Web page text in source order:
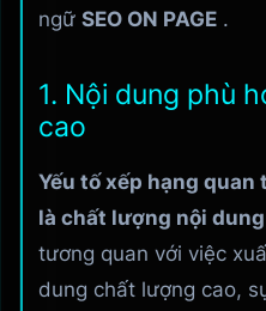
ngữ SEO ON PAGE .
1. Nội dung phù
cao
Yếu tố xếp hạng quan
là chất lượng nội
tương quan với việc
dung chất lượng cao,